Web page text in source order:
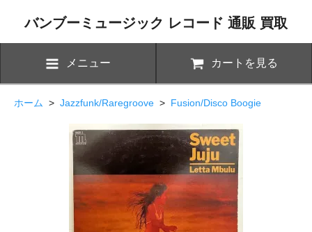
バンブーミュージック レコード 通販 買取
メニュー カートを見る
ホーム > Jazzfunk/Raregroove > Fusion/Disco Boogie